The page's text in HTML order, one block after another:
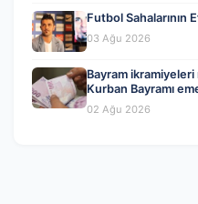
Futbol Sahalarının
03 Ağu 2026
Bayram
Kurban Bayramı
02 Ağu 2026